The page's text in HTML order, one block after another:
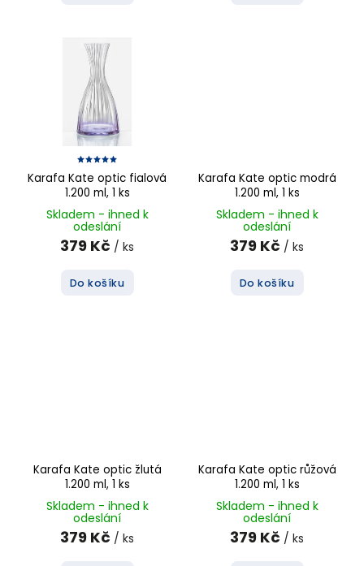
Karafa Kate optic fialová
1.200 ml, 1 ks
Skladem - ihned k
odeslání
379 Kč / ks
Do košíku
Karafa Kate optic modrá
1.200 ml, 1 ks
Skladem - ihned k
odeslání
379 Kč / ks
Do košíku
Karafa Kate optic žlutá
1.200 ml, 1 ks
Skladem - ihned k
odeslání
379 Kč / ks
Karafa Kate optic růžová
1.200 ml, 1 ks
Skladem - ihned k
odeslání
379 Kč / ks